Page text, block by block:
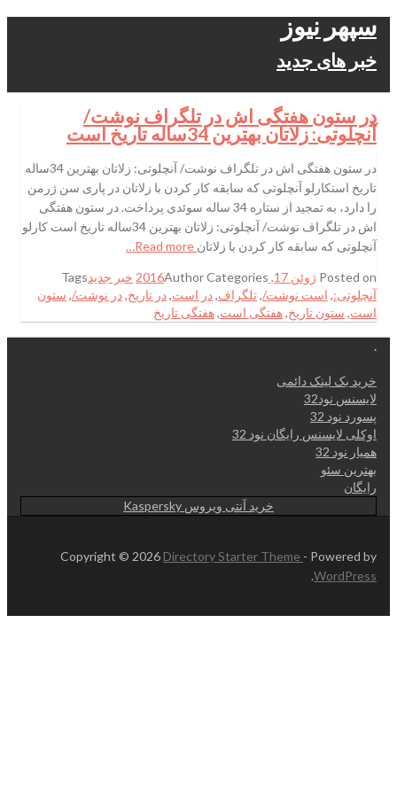
سپهر نیوز
خبر های جدید
در ستون هفتگی اش در تلگراف نوشت/
آنچلوتی: زلاتان بهترین 34ساله تاریخ است
در ستون هفتگی اش در تلگراف نوشت/ آنچلوتی: زلاتان بهترین 34ساله
تاریخ استکارلو آنچلوتی که سابقه کار کردن با زلاتان در پاری سن ژرمن
را دارد، به تمجید از ستاره 34 ساله سوئدی پرداخت. در ستون هفتگی
اش در تلگراف نوشت/ آنچلوتی: زلاتان بهترین 34ساله تاریخ است کارلو
آنچلوتی که سابقه کار کردن با زلاتان
Posted on ژوئن 17, 2016 AuthorCategories خبر جدیدTags
آنچلوتی:, است نوشت/,تلگراف,در است,در تاریخ,در نوشت/, ستون
است, ستون تاریخ,هفتگی است,هفتگی تاریخ
.
خرید بک لینک دائمی
لایسنس نود32
پسورد نود 32
اوکلی لایسنس رایگان نود 32
همیار نود 32
بهترین سئو
رایگان
خرید آنتی ویروس Kaspersky
Copyright © 2026 Directory Starter Theme - Powered by
WordPress
.